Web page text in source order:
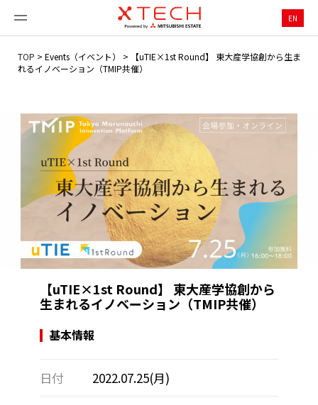
EN
TOP > Events（イベント） >
【uTIE×1st Round】 東大産学協創から生ま
れるイノベーション（TMIP共催）
【uTIE×1st Round】 東大産学協創から
生まれるイノベーション（TMIP共催）
基本情報
日付 2022.07.25(月)